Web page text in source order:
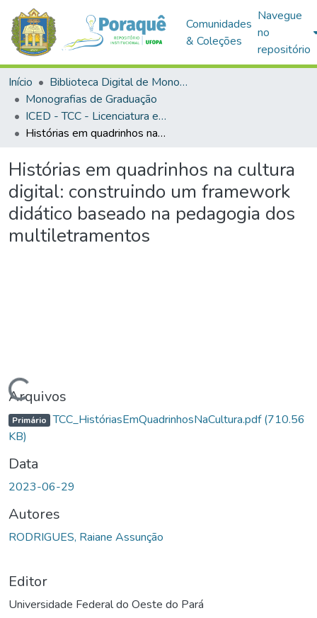
Comunidades
& Coleções
Navegue
no
repositório
Início
Biblioteca Digital de Monografias (BDM)
Monografias de Graduação
ICED - TCC - Licenciatura em Informática Educacional
Histórias em quadrinhos na cultura digital: construindo um framework didático baseado na pedagogia dos multiletramentos
Histórias em quadrinhos na cultura
digital: construindo um framework
didático baseado na pedagogia dos
multiletramentos
Carregando...
Arquivos
Primário TCC_HistóriasEmQuadrinhosNaCultura.pdf(710.56
KB)
Data
2023-06-29
Autores
RODRIGUES, Raiane Assunção
Editor
Universidade Federal do Oeste do Pará